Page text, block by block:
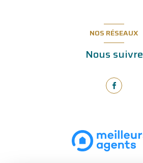
NOS RÉSEAUX
Nous suivre